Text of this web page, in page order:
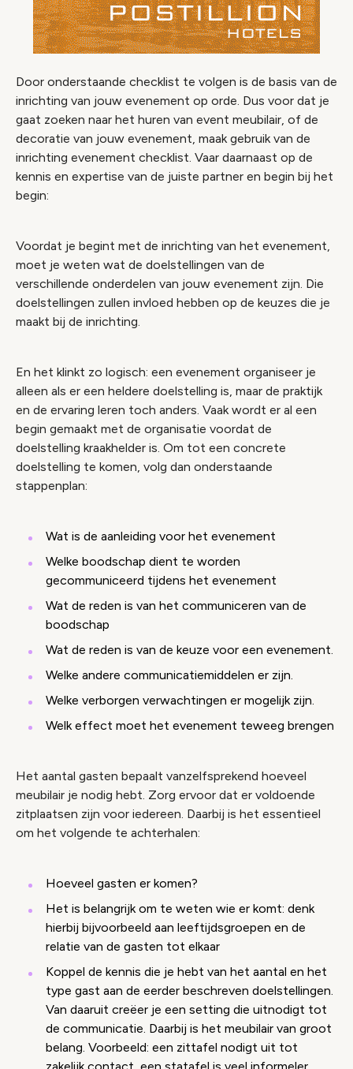
Door onderstaande checklist te volgen is de basis van de
inrichting van jouw evenement op orde. Dus voor dat je
gaat zoeken naar het huren van event meubilair, of de
decoratie van jouw evenement, maak gebruik van de
inrichting evenement checklist. Vaar daarnaast op de
kennis en expertise van de juiste partner en begin bij het
begin:
Voordat je begint met de inrichting van het evenement,
moet je weten wat de doelstellingen van de
verschillende onderdelen van jouw evenement zijn. Die
doelstellingen zullen invloed hebben op de keuzes die je
maakt bij de inrichting.
En het klinkt zo logisch: een evenement organiseer je
alleen als er een heldere doelstelling is, maar de praktijk
en de ervaring leren toch anders. Vaak wordt er al een
begin gemaakt met de organisatie voordat de
doelstelling kraakhelder is. Om tot een concrete
doelstelling te komen, volg dan onderstaande
stappenplan:
Wat is de aanleiding voor het evenement
Welke boodschap dient te worden
gecommuniceerd tijdens het evenement
Wat de reden is van het communiceren van de
boodschap
Wat de reden is van de keuze voor een evenement.
Welke andere communicatiemiddelen er zijn.
Welke verborgen verwachtingen er mogelijk zijn.
Welk effect moet het evenement teweeg brengen
Het aantal gasten bepaalt vanzelfsprekend hoeveel
meubilair je nodig hebt. Zorg ervoor dat er voldoende
zitplaatsen zijn voor iedereen. Daarbij is het essentieel
om het volgende te achterhalen:
Hoeveel gasten er komen?
Het is belangrijk om te weten wie er komt: denk
hierbij bijvoorbeeld aan leeftijdsgroepen en de
relatie van de gasten tot elkaar
Koppel de kennis die je hebt van het aantal en het
type gast aan de eerder beschreven doelstellingen.
Van daaruit creëer je een setting die uitnodigt tot
de communicatie. Daarbij is het meubilair van groot
belang. Voorbeeld: een zittafel nodigt uit tot